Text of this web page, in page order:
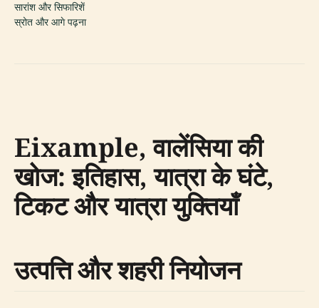
सारांश और सिफारिशें
स्रोत और आगे पढ़ना
Eixample, वालेंसिया की
खोज: इतिहास, यात्रा के घंटे,
टिकट और यात्रा युक्तियाँ
उत्पत्ति और शहरी नियोजन